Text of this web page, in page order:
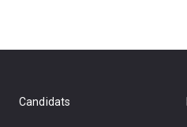
Candidats